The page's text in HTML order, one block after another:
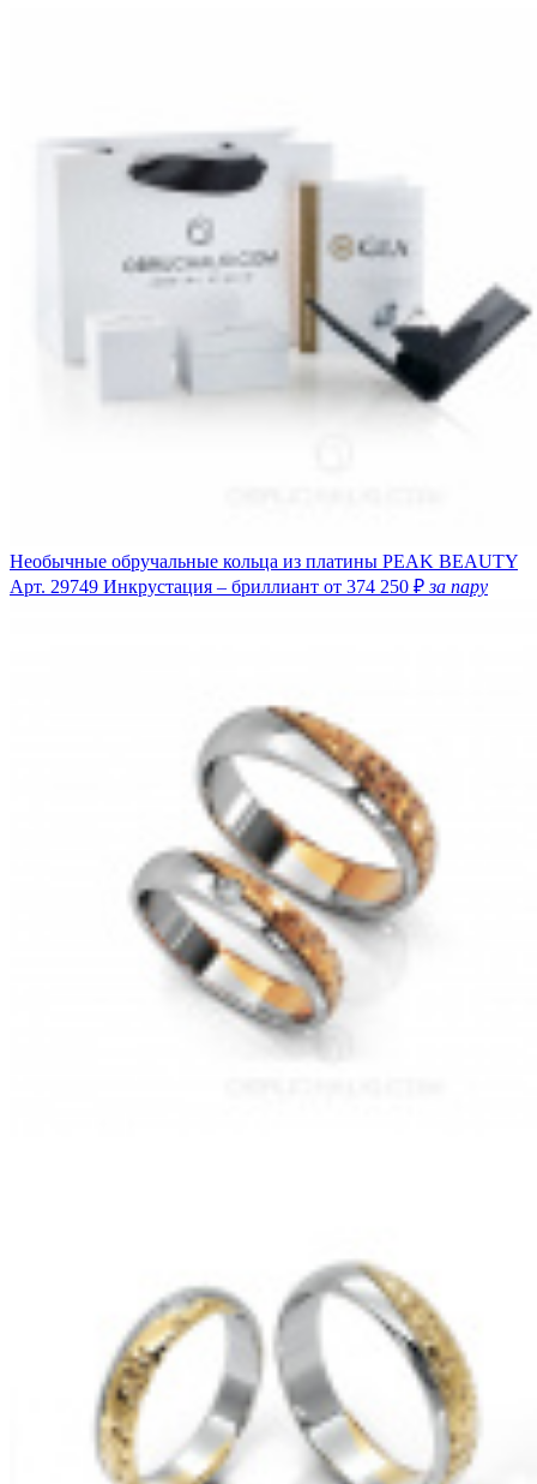
Необычные обручальные кольца из платины PEAK BEAUTY
Арт. 29749 Инкрустация – бриллиант от 374 250 ₽за пару